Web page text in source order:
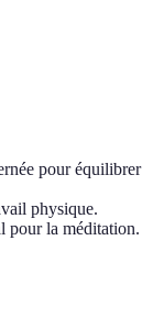
pour équilibrer
physique.
pour la méditation.